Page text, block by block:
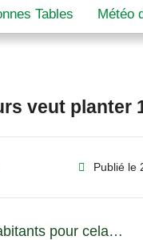
Tables Météo
veut planter
Publié le
pour cela…